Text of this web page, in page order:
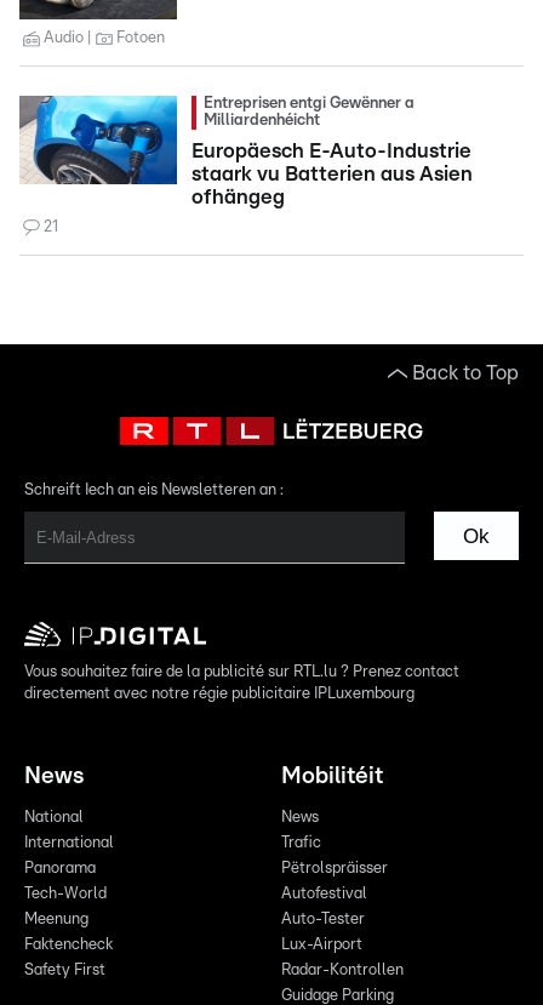
Audio Fotoen
Entreprisen entgi Gewënner a
Milliardenhéicht
Europäesch E-Auto-Industrie
staark vu Batterien aus Asien
ofhängeg
21
Back to Top
Schreift Iech an eis Newsletteren an :
Ok
Vous souhaitez faire de la publicité sur RTL.lu ? Prenez contact
directement avec notre régie publicitaire IPLuxembourg
News
National
International
Panorama
Tech-World
Meenung
Faktencheck
Safety First
Mobilitéit
News
Trafic
Pëtrolspräisser
Autofestival
Auto-Tester
Lux-Airport
Radar-Kontrollen
Guidage Parking